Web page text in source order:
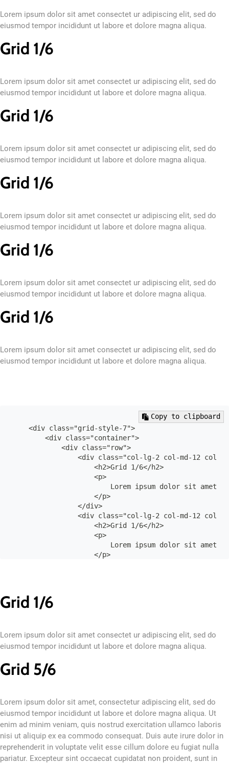
Lorem ipsum dolor sit amet consectet ur adipiscing elit, sed do
eiusmod tempor incididunt ut labore et dolore magna aliqua.
Grid 1/6
Lorem ipsum dolor sit amet consectet ur adipiscing elit, sed do
eiusmod tempor incididunt ut labore et dolore magna aliqua.
Grid 1/6
Lorem ipsum dolor sit amet consectet ur adipiscing elit, sed do
eiusmod tempor incididunt ut labore et dolore magna aliqua.
Grid 1/6
Lorem ipsum dolor sit amet consectet ur adipiscing elit, sed do
eiusmod tempor incididunt ut labore et dolore magna aliqua.
Grid 1/6
Lorem ipsum dolor sit amet consectet ur adipiscing elit, sed do
eiusmod tempor incididunt ut labore et dolore magna aliqua.
Grid 1/6
Lorem ipsum dolor sit amet consectet ur adipiscing elit, sed do
eiusmod tempor incididunt ut labore et dolore magna aliqua.
    <div class="grid-style-7">
        <div class="container">
            <div class="row">
<div class="col-lg-2 col-md-12 col-
                    <h2>Grid 1/6</h2>
                    <p>
Lorem ipsum dolor sit amet
                    </p>
                </div>
<div class="col-lg-2 col-md-12 col-
                    <h2>Grid 1/6</h2>
                    <p>
Lorem ipsum dolor sit amet
                    </p>
Lorem ipsum dolor sit amet
<div class="col-lg-2 col-md-12 col-
                    <h2>Grid 1/6</h2>
                    <p>
Lorem ipsum dolor sit amet
                    </p>
                    <h2>Grid 1/6</h2>
                    <p>
Lorem ipsum dolor sit amet
                    </p>
                </div>
<div class="col-lg-2 col-md-12 col-
                    <h2>Grid 1/6</h2>
Copy to clipboard
Grid 1/6
Lorem ipsum dolor sit amet consectet ur adipiscing elit, sed do
eiusmod tempor incididunt ut labore et dolore magna aliqua.
Grid 5/6
Lorem ipsum dolor sit amet, consectetur adipiscing elit, sed do
eiusmod tempor incididunt ut labore et dolore magna aliqua. Ut
enim ad minim veniam, quis nostrud exercitation ullamco laboris
nisi ut aliquip ex ea commodo consequat. Duis aute irure dolor in
reprehenderit in voluptate velit esse cillum dolore eu fugiat nulla
pariatur. Excepteur sint occaecat cupidatat non proident, sunt in